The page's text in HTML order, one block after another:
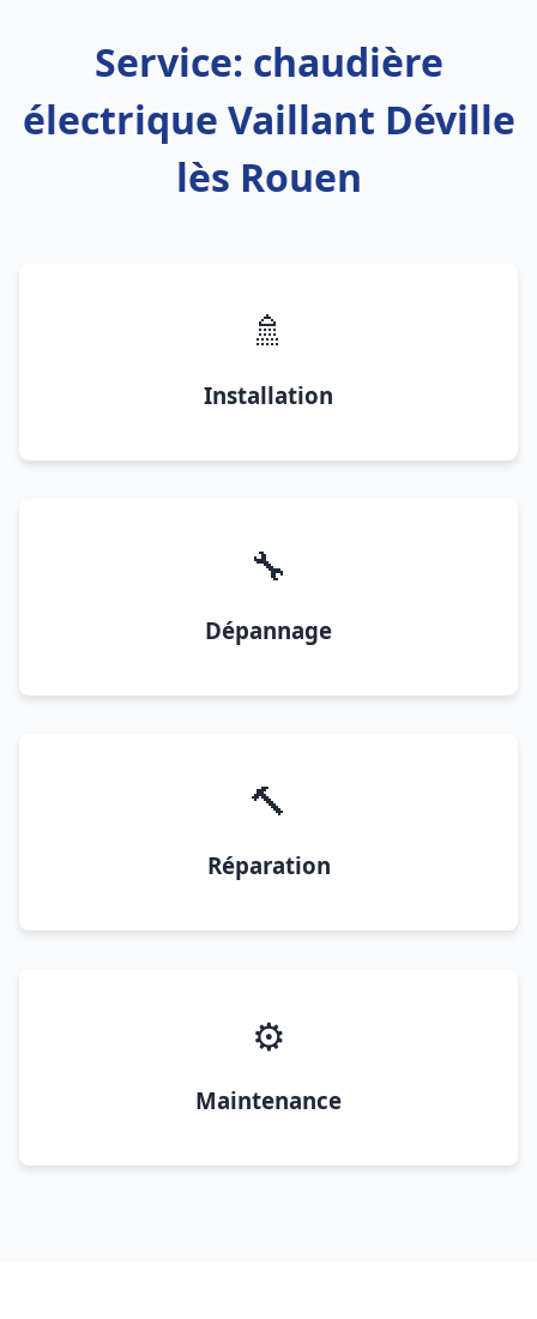
Service: chaudière
électrique Vaillant Déville
lès Rouen
🚿
Installation
🔧
Dépannage
🔨
Réparation
⚙️
Maintenance